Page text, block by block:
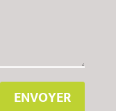
ENVOYER